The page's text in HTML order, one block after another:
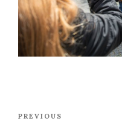
Previous
PREVIOUS